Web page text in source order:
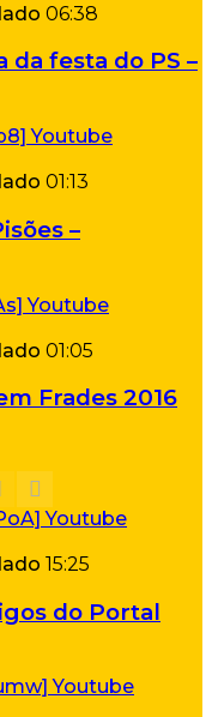
06:38
da festa do PS –
01:13
–
01:05
Frades 2016
15:25
do Portal